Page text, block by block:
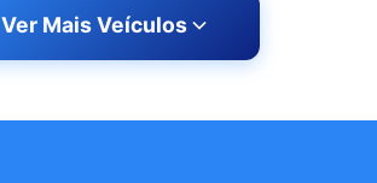
Ver Mais Veículos